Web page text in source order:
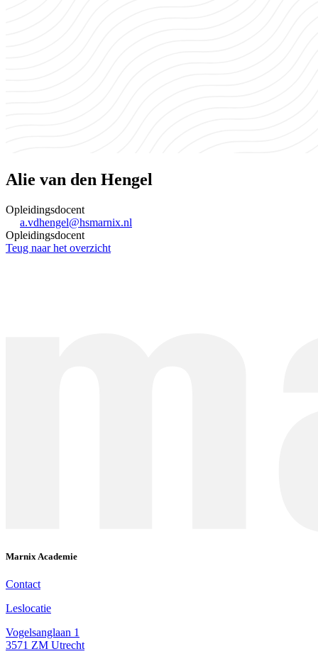
Alie van den Hengel
Opleidingsdocent
a.vdhengel@hsmarnix.nl
Opleidingsdocent
Teug naar het overzicht
Marnix Academie
Contact
Leslocatie
Vogelsanglaan 1
3571 ZM Utrecht